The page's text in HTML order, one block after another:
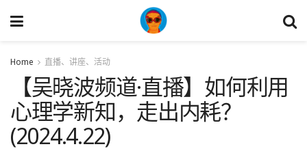
Home 直播、讲座、活动
【吴晓波频道·直播】如何利用
心理学新知，走出内耗？
(2024.4.22)